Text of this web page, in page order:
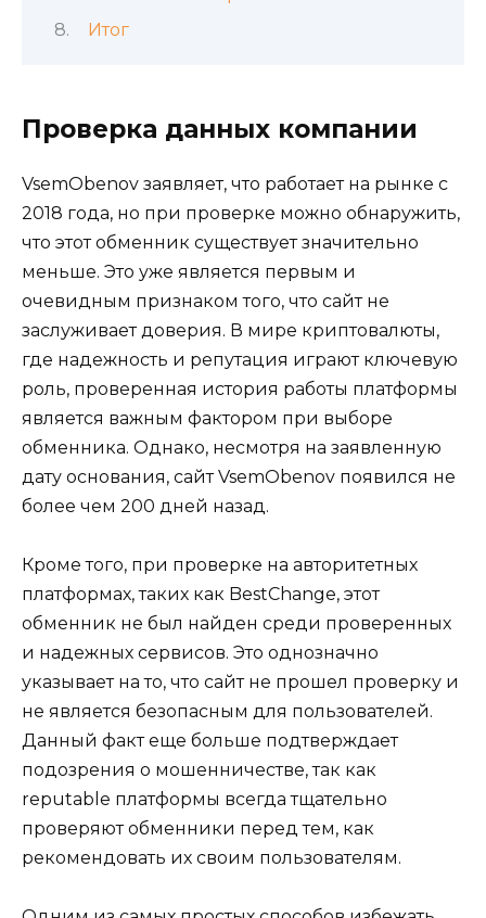
Итог
Проверка данных компании
VsemObenov заявляет, что работает на рынке с
2018 года, но при проверке можно обнаружить,
что этот обменник существует значительно
меньше. Это уже является первым и
очевидным признаком того, что сайт не
заслуживает доверия. В мире криптовалюты,
где надежность и репутация играют ключевую
роль, проверенная история работы платформы
является важным фактором при выборе
обменника. Однако, несмотря на заявленную
дату основания, сайт VsemObenov появился не
более чем 200 дней назад.
Кроме того, при проверке на авторитетных
платформах, таких как BestChange, этот
обменник не был найден среди проверенных
и надежных сервисов. Это однозначно
указывает на то, что сайт не прошел проверку и
не является безопасным для пользователей.
Данный факт еще больше подтверждает
подозрения о мошенничестве, так как
reputable платформы всегда тщательно
проверяют обменники перед тем, как
рекомендовать их своим пользователям.